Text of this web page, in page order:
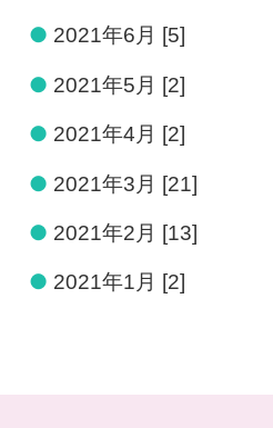
● 2021年6月 [5]
● 2021年5月 [2]
● 2021年4月 [2]
● 2021年3月 [21]
● 2021年2月 [13]
● 2021年1月 [2]